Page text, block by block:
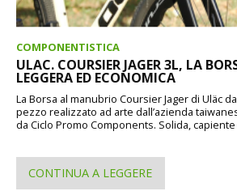
COMPONENTISTICA
ULAC. COURSIER JAGER 3L, LA
LEGGERA ED ECONOMICA
La Borsa al manubrio Coursier Jager di Uläc
pezzo realizzato ad arte dall’azienda
da Ciclo Promo Components. Solida, capiente
CONTINUA A LEGGERE